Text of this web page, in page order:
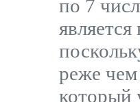
по 7
реже
который